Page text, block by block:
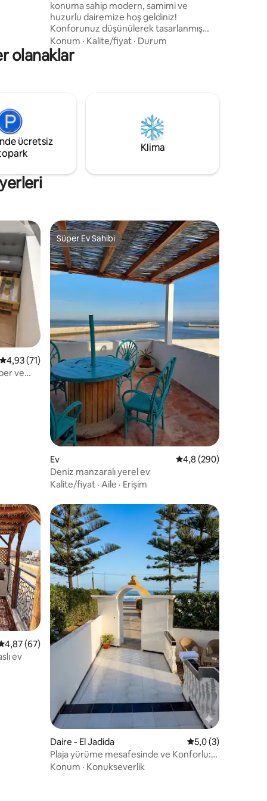
konuma sahip modern, samimi ve
huzurlu dairemize hoş geldiniz!
Konforunuz düşünülerek tasarlanmış
aydınlık, iyi donanımlı bir konaklama
yerinde dinlendirici bir konaklamanın
tadını çıkarın. Harika bir konaklama için
konaklamanızı mümkün olduğunca keyifli
hale getirmekten memnuniyet duyarız
Konum · Kalite/fiyat · Durum
olanaklar
ücretsiz
Klima
5 üzerinden ortalama 4,93 puan, 71 değerlendirme
4,93 (71)
Süper Ev Sahibi
Süper Ev Sahibi
Ev 5 üzerinden ortalama
4,8 (290)
Deniz manzaralı yerel ev
Kalite/fiyat · Aile · Erişim
üzerinden ortalama 4,87 puan, 67 değerlendirme
4,87 (67)
ev
Daire - El Jadida 5 üzerinden
5,0 (3)
Plaja yürüme mesafesinde ve Konforlu:
Orman ve deniz kenarında villa zemin katı
Konum · Konukseverlik